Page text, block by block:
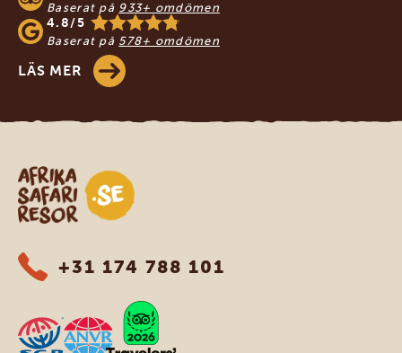
Baserat på 933+ omdömen
4.8/5
Baserat på 578+ omdömen
LÄS MER
Safari-resor i Afrika
+31 174 788 101